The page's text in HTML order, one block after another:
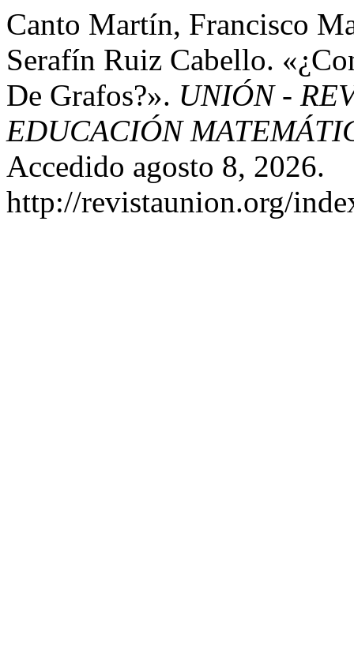
Canto Martín, Francisco
Serafín Ruiz Cabello.
De Grafos?». UNIÓN -
EDUCACIÓN
Accedido agosto 8, 2026.
http://revistaunion.org/